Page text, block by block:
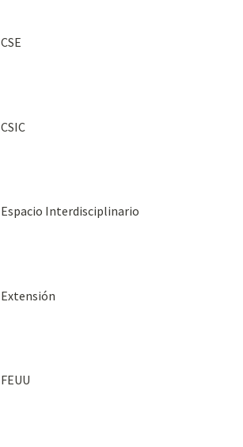
CSE
CSIC
Espacio Interdisciplinario
Extensión
FEUU